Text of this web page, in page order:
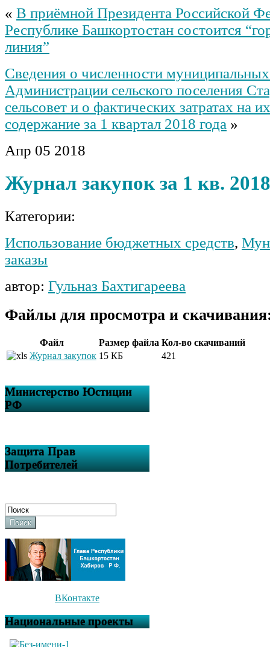
« В приёмной Президента Российской
Республике Башкортостан состоится
линия”
Сведения о численности
Администрации сельского поселения
сельсовет и о фактических затратах на
содержание за 1 квартал 2018 года »
Апр 05 2018
Журнал закупок за 1 кв.
Категории:
Использование бюджетных средств,
заказы
автор: Гульназ Бахтигареева
Файлы для просмотра и
Файл Размер файла Кол-во скачиваний
Журнал закупок 15 КБ 421
Министерство Юстиции
РФ
Защита Прав
Потребителей
Поиск
ВКонтакте
Национальные проекты